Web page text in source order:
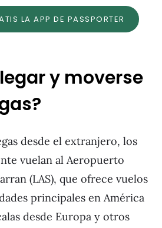
LA APP DE PASSPORTER
y moverse
desde el extranjero, los
vuelan al Aeropuerto
(LAS), que ofrece vuelos
principales en América
desde Europa y otros